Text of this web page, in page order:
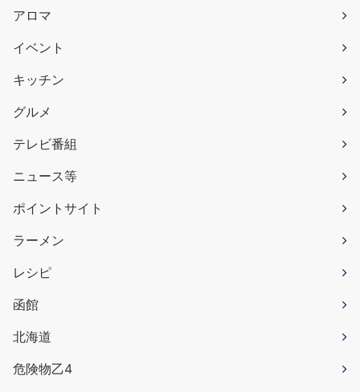
アロマ
イベント
キッチン
グルメ
テレビ番組
ニュース等
ポイントサイト
ラーメン
レシピ
函館
北海道
危険物乙4